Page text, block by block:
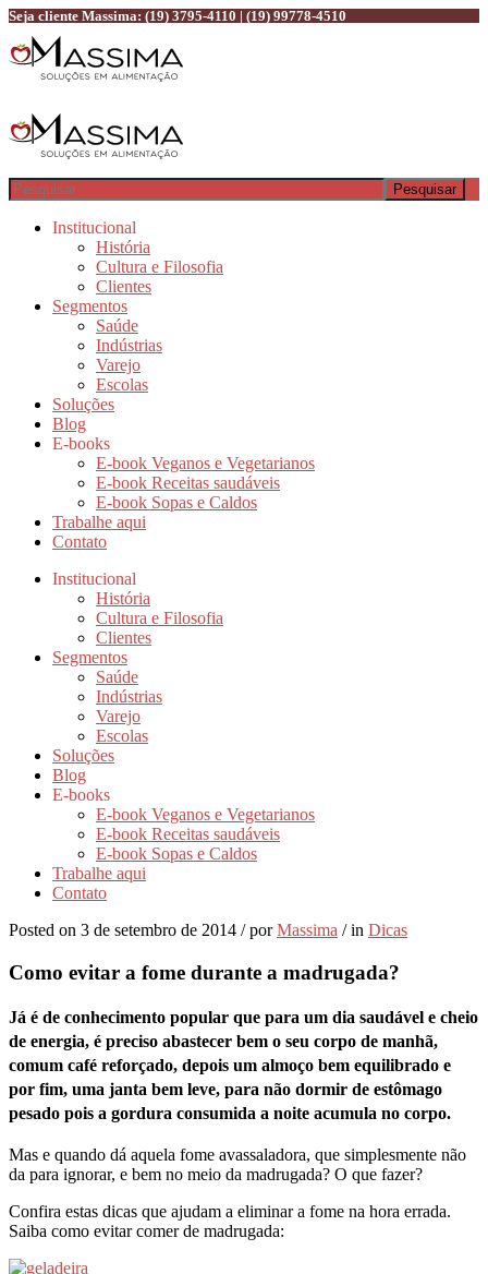
Seja cliente Massima: (19) 3795-4110 | (19) 99778-4510
Pesquisar
Institucional
História
Cultura e Filosofia
Clientes
Segmentos
Saúde
Indústrias
Varejo
Escolas
Soluções
Blog
E-books
E-book Veganos e Vegetarianos
E-book Receitas saudáveis
E-book Sopas e Caldos
Trabalhe aqui
Contato
Institucional
História
Cultura e Filosofia
Clientes
Segmentos
Saúde
Indústrias
Varejo
Escolas
Soluções
Blog
E-books
E-book Veganos e Vegetarianos
E-book Receitas saudáveis
E-book Sopas e Caldos
Trabalhe aqui
Contato
Posted on 3 de setembro de 2014 /porMassima / in Dicas
Como evitar a fome durante a madrugada?
Já é de conhecimento popular que para um dia saudável e cheio
de energia, é preciso abastecer bem o seu corpo de manhã,
comum café reforçado, depois um almoço bem equilibrado e
por fim, uma janta bem leve, para não dormir de estômago
pesado pois a gordura consumida a noite acumula no corpo.
Mas e quando dá aquela fome avassaladora, que simplesmente não
da para ignorar, e bem no meio da madrugada? O que fazer?
Confira estas dicas que ajudam a eliminar a fome na hora errada.
Saiba como evitar comer de madrugada: